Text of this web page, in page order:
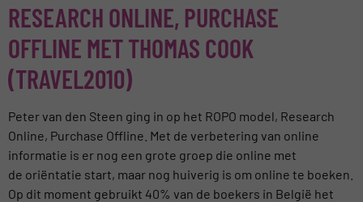
RESEARCH ONLINE, PURCHASE
OFFLINE MET THOMAS COOK
(TRAVEL2010)
Peter van den Steen ging in op het ROPO model, Research
Online, Purchase Offline. Met de verbetering van online
informatie is er nog een grote groep die online met
de oriëntatie start, maar nog huiverig is om online te boeken.
Op dit moment gebruikt 40% van de boekers in België het